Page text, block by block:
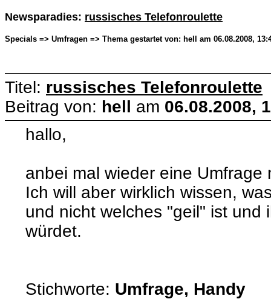
Newsparadies: russisches Telefonroulette
Specials => Umfragen => Thema gestartet von: hell am 06.08.2008,
Titel: russisches Telefonroulette
Beitrag von: hell am 06.08.2008,
hallo,
anbei mal wieder eine
Ich will aber wirklich wissen,
und nicht welches "geil" ist und
würdet.
Stichworte: Umfrage, Handy